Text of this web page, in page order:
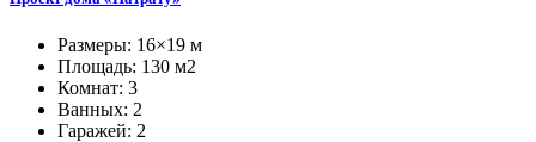
Размеры: 16×19 м
Площадь: 130 м2
Комнат: 3
Ванных: 2
Гаражей: 2